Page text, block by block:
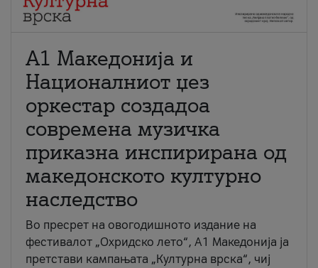
А1 Македонија и
Националниот џез
оркестар создадоа
современа музичка
приказна инспирирана од
македонското културно
наследство
Во пресрет на овогодишното издание на
фестивалот „Охридско лето“, А1 Македонија ја
претстави кампањата „Културна врска“, чиј